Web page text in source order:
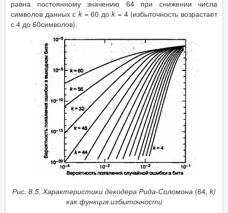
равна постоянному значению 64 при снижении числа
символов данных с k= 60 доk = 4 (избыточность возрастает
с 4 до 60символов).
Рис. 8.5. Характеристики декодера Рида-Соломона (64, k)
как функция избыточности